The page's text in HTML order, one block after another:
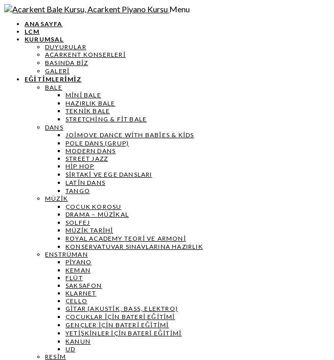
Menu
ANASAYFA
LCM
KURUMSAL
DUYURULAR
ACARKENT KONSERLERİ
BASINDA BİZ
GALERİ
EĞİTİMLERİMİZ
BALE
MİNİ BALE
HAZIRLIK BALE
TEKNIK BALE
STRETCHING & FIT BALE
DANS
JOIMOVE DANCE WITH BABIES & KIDS
POLE DANS (GRUP)
MODERN DANS
STREET JAZZ
HIP HOP
SIRTAKI VE EGE DANSLARI
LATIN DANS
TANGO
MÜZIK
ÇOCUK KOROSU
DRAMA – MÜZIKAL
SOLFEJ
MÜZIK TARIHI
ROYAL ACADEMY TEORI VE ARMONI
KONSERVATUVAR SINAVLARINA HAZIRLIK
ENSTRÜMAN
PIYANO
KEMAN
FLÜT
SAKSAFON
KLARNET
ÇELLO
GITAR (AKUSTIK, BASS, ELEKTRO)
ÇOCUKLAR IÇIN BATERI EĞITIMI
GENÇLER İÇIN BATERI EĞITIMI
YETIŞKINLER IÇIN BATERI EĞITIMI
KANUN
UD
RESIM